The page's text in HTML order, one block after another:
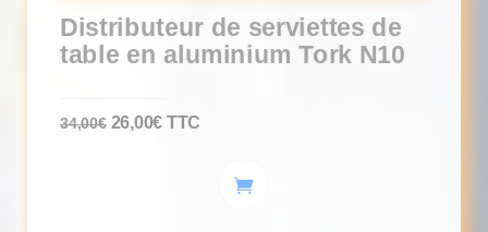
Distributeur de serviettes de
table en aluminium Tork N10
34,00€ Le
26,00€Le
TTC